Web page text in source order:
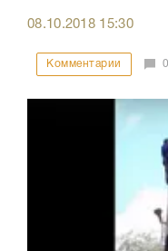
08.10.2018 15:30
Комментарии 0